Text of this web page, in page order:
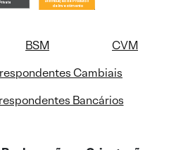
BSM
CVM
Cambiais
Bancários